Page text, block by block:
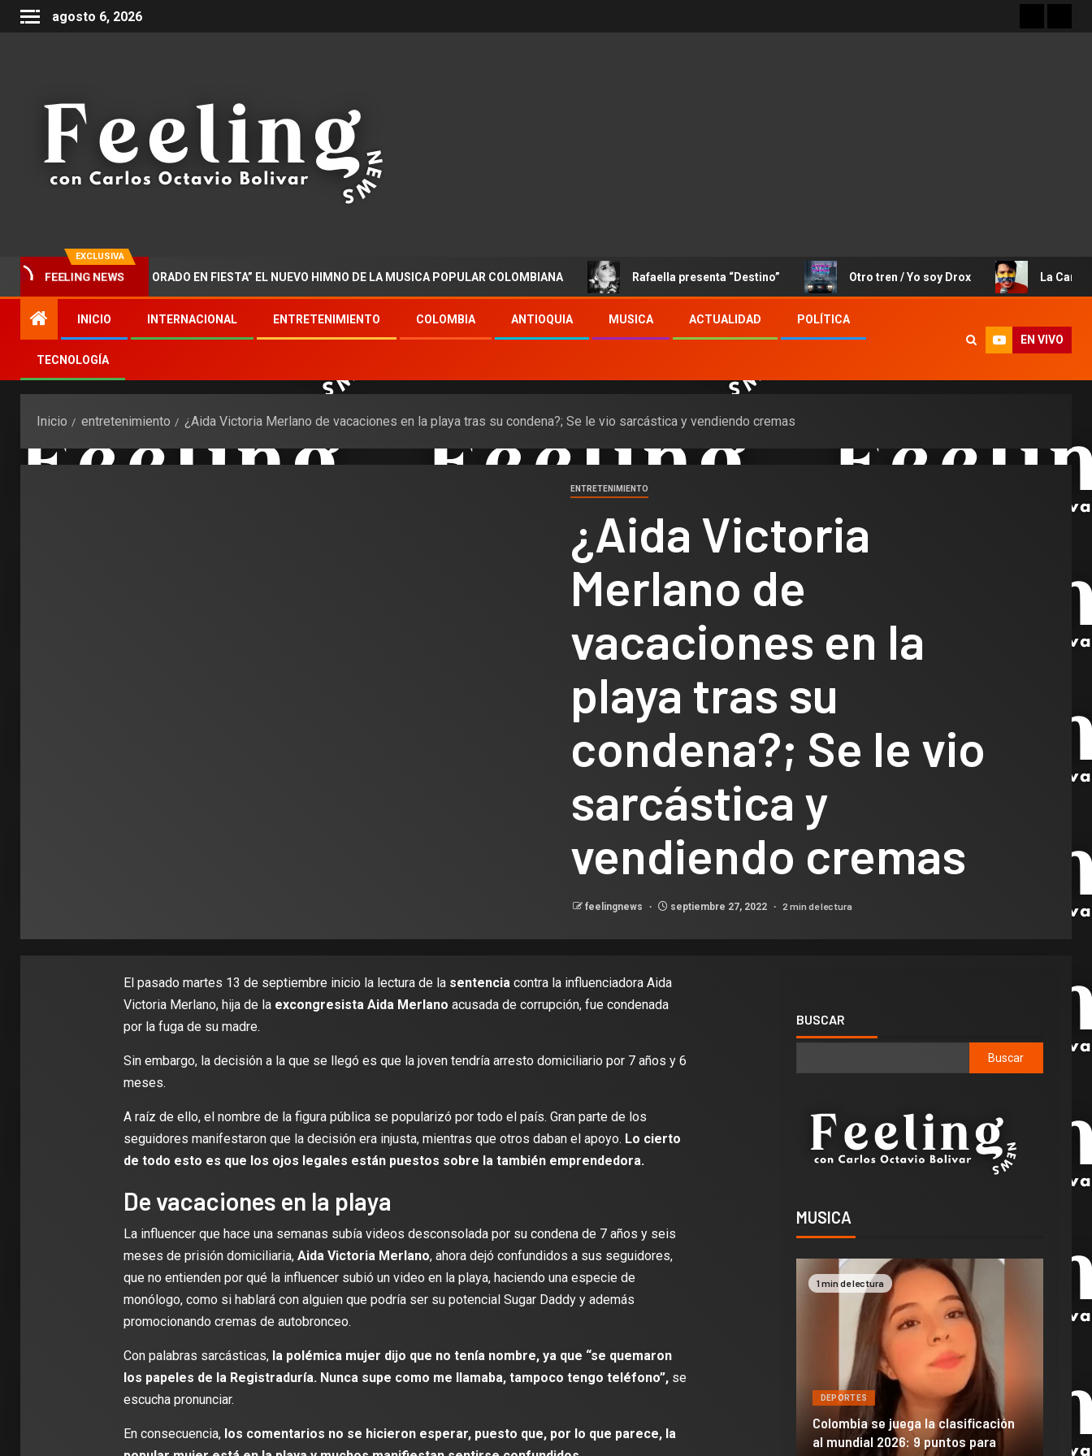
agosto 6, 2026
EXCLUSIVA
FEELING NEWS
PRESENTA “DOCTORADO EN FIESTA” EL NUEVO HIMNO DE LA MUSICA POPULAR COLOMBIANA Rafaella presenta “Destino” Otro tren / Yo soy Drox La Canción de
INICIO INTERNACIONAL ENTRETENIMIENTO COLOMBIA ANTIOQUIA MUSICA ACTUALIDAD POLÍTICA
TECNOLOGÍA
EN VIVO
Inicio entretenimiento ¿Aida Victoria Merlano de vacaciones en la playa tras su condena?; Se le vio sarcástica y vendiendo cremas
ENTRETENIMIENTO
¿Aida Victoria
Merlano de
vacaciones en la
playa tras su
condena?; Se le vio
sarcástica y
vendiendo cremas
feelingnews septiembre 27, 2022 2 min de lectura
El pasado martes 13 de septiembre inicio la lectura de la sentencia contra la influenciadora Aida
Victoria Merlano, hija de laexcongresista Aida Merlano acusada de corrupción, fue condenada
por la fuga de su madre.
Sin embargo, la decisión a la que se llegó es que la joven tendría arresto domiciliario por 7 años y 6
meses.
A raíz de ello, el nombre de la figura pública se popularizó por todo el país. Gran parte de los
seguidores manifestaron que la decisión era injusta, mientras que otros daban el apoyo. Lo cierto
de todo esto es que los ojos legales están puestos sobre la también emprendedora.
De vacaciones en la playa
La influencer que hace una semanas subía videos desconsolada por su condena de 7 años y seis
meses de prisión domiciliaria, Aida Victoria Merlano, ahora dejó confundidos a sus seguidores,
que no entienden por qué la influencer subió un video en la playa, haciendo una especie de
monólogo, como si hablará con alguien que podría ser su potencial Sugar Daddy y además
promocionando cremas de autobronceo.
Con palabras sarcásticas, la polémica mujer dijo que no tenía nombre, ya que “se quemaron
los papeles de la Registraduría. Nunca supe como me llamaba, tampoco tengo teléfono”,se
escucha pronunciar.
En consecuencia,los comentarios no se hicieron esperar, puesto que, por lo que parece, la
BUSCAR
Buscar
MUSICA
2 min de lectura
DEPORTES
con la ilusión de jugar el Mundial de
2 min de lectura
edición limitada del FC Barcelona
1 min de lectura
DEPORTES
Colombia se juega la clasificación
al mundial 2026: 9 puntos para